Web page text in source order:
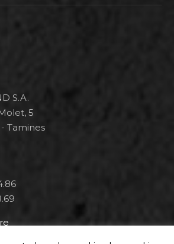
S.A.
5
Tamines
12h30-14h30